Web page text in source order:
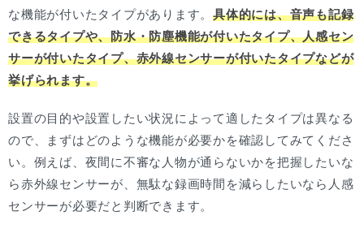
な機能が付いたタイプがあります。 具体的には、音声も記録
できるタイプや、防水・防塵機能が付いたタイプ、人感セン
サーが付いたタイプ、赤外線センサーが付いたタイプなどが
挙げられます。
設置の目的や設置したい状況によって適したタイプは異なる
ので、まずはどのような機能が必要かを確認してみてくださ
い。例えば、夜間に不審な人物が通らないかを把握したいな
ら赤外線センサーが、無駄な録画時間を減らしたいなら人感
センサーが必要だと判断できます。